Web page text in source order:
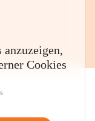
Cookies